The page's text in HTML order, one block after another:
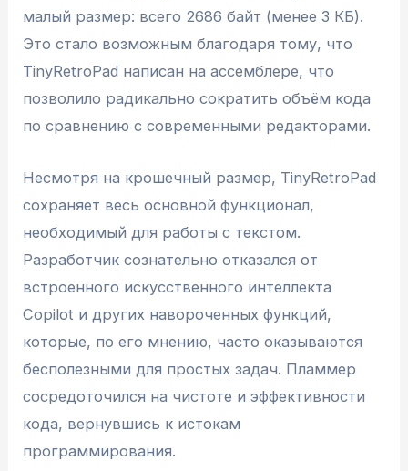
малый размер: всего 2686 байт (менее 3 КБ).
Это стало возможным благодаря тому, что
TinyRetroPad написан на ассемблере, что
позволило радикально сократить объём кода
по сравнению с современными редакторами.
Несмотря на крошечный размер, TinyRetroPad
сохраняет весь основной функционал,
необходимый для работы с текстом.
Разработчик сознательно отказался от
встроенного искусственного интеллекта
Copilot и других навороченных функций,
которые, по его мнению, часто оказываются
бесполезными для простых задач. Пламмер
сосредоточился на чистоте и эффективности
кода, вернувшись к истокам
программирования.